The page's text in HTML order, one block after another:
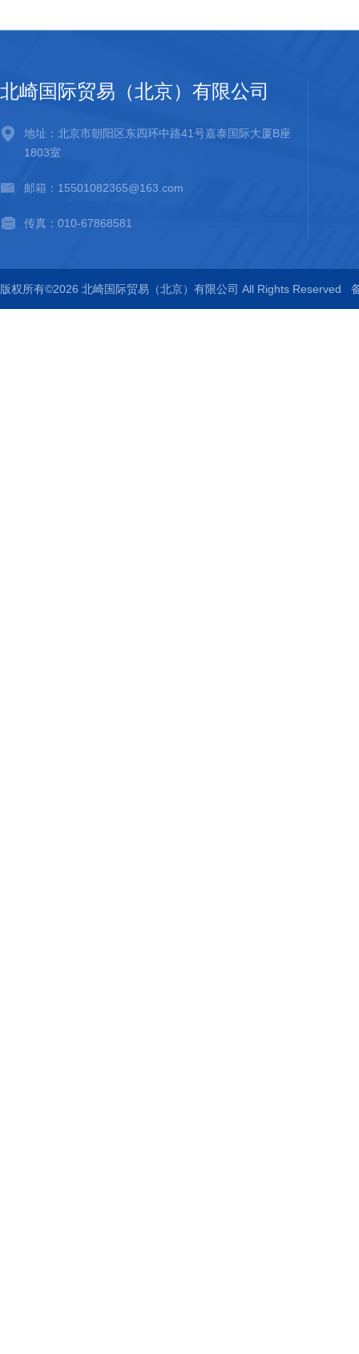
北崎国际贸易（北京）有限公司
地址：北京市朝阳区东四环中路41号嘉泰国际大厦B座
1803室
邮箱：15501082365@163.com
传真：010-67868581
版权所有©2026 北崎国际贸易（北京）有限公司 All Rights Reserved